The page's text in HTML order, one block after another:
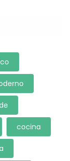
cocina